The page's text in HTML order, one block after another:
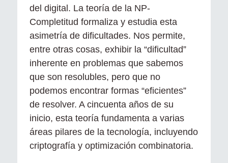
del digital. La teoría de la NP-
Completitud formaliza y estudia esta
asimetría de dificultades. Nos permite,
entre otras cosas, exhibir la “dificultad”
inherente en problemas que sabemos
que son resolubles, pero que no
podemos encontrar formas “eficientes”
de resolver. A cincuenta años de su
inicio, esta teoría fundamenta a varias
áreas pilares de la tecnología, incluyendo
criptografía y optimización combinatoria.